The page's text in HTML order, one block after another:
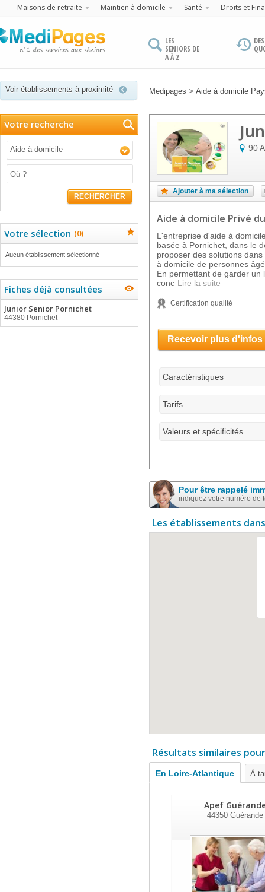
Maisons de retraite Maintien à domicile Santé Droits et
LES
SENIORS DE
A À Z
Voir établissements à proximité Medipages > Aide à domicile
Votre recherche
Aide à domicile
RECHERCHER
Votre sélection (0)
Aucun établissement sélectionné
Fiches déjà consultées
Junior Senior Pornichet
44380 Pornichet
90
Ajouter à ma sélection
Aide à domicile Privé
L'entreprise d'aide à
basée à Pornichet, dans le
proposer des solutions
à domicile de personnes
En permettant de garder un
conc Lire la suite
Certification qualité
Recevoir plus d'infos
Caractéristiques
Tarifs
Valeurs et spécificités
Pour être rappelé
indiquez votre numéro de
Les établissements
Résultats similaires
En Loire-Atlantique À
Apef
44350 Guérande